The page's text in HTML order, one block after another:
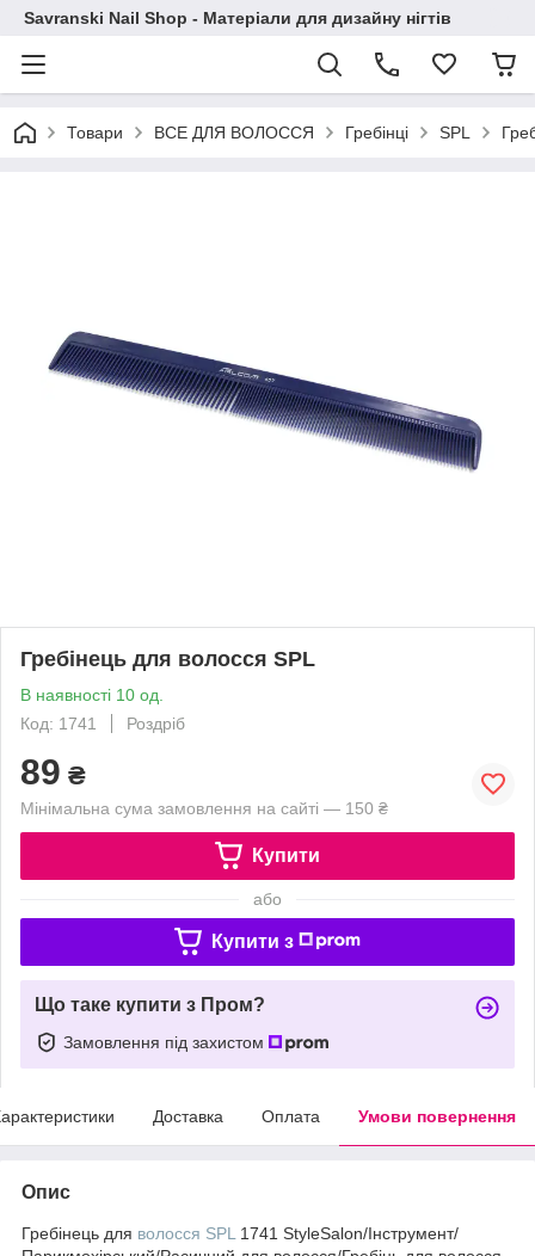
Savranski Nail Shop - Матеріали для дизайну нігтів
Товари ВСЕ ДЛЯ ВОЛОССЯ Гребінці SPL
Гребінець для волосся SPL
В наявності 10 од.
Код: 1741
Роздріб
89 ₴
Мінімальна сума замовлення на сайті — 150 ₴
Купити
або
Купити з
Що таке купити з Пром?
Замовлення під захистом
Доставка Оплата Умови повернення
Опис
Гребінець для волосся SPL 1741 StyleSalon/Інструмент/